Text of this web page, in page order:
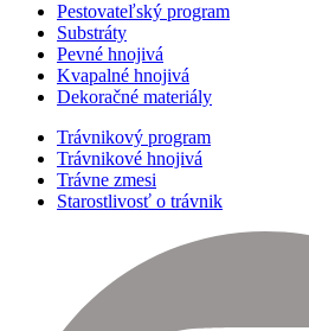
Pestovateľský program
Substráty
Pevné hnojivá
Kvapalné hnojivá
Dekoračné materiály
Trávnikový program
Trávnikové hnojivá
Trávne zmesi
Starostlivosť o trávnik